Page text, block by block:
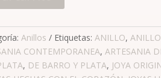
Anillos Etiquetas: ANILLO,
CONTEMPORANEA, ARTESANIA
, DE BARRO Y PLATA, JOYA